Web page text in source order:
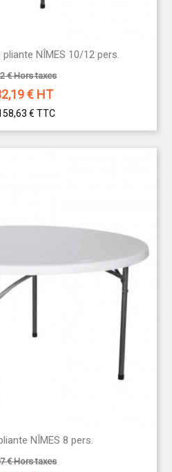
NÎMES 10/12 pers.
€ Hors taxes
€ HT
€ TTC
NÎMES 8 pers.
€ Hors taxes